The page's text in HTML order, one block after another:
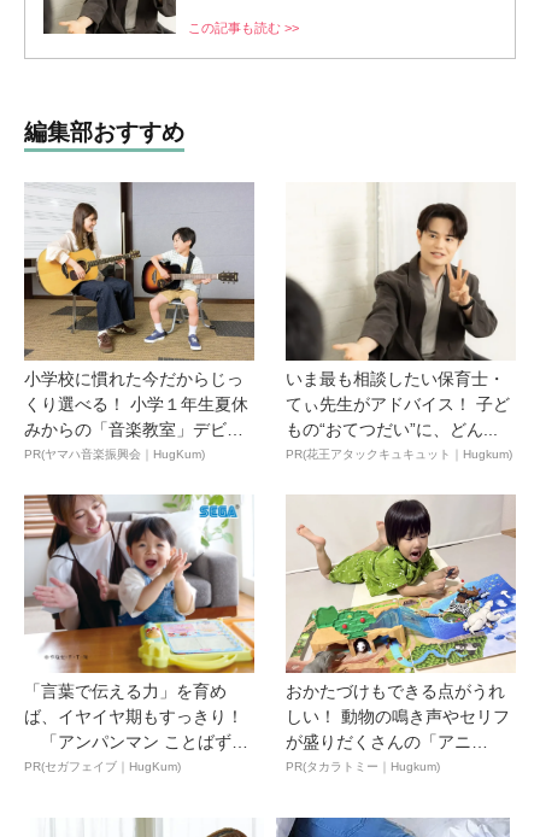
この記事も読む >>
編集部おすすめ
小学校に慣れた今だからじっ
くり選べる！ 小学１年生夏休
みからの「音楽教室」デビ
ュ...
PR(ヤマハ音楽振興会｜HugKum)
いま最も相談したい保育士・
てぃ先生がアドバイス！ 子ど
もの“おてつだい”に、どん...
PR(花王アタックキュキュット｜Hugkum)
「言葉で伝える力」を育め
ば、イヤイヤ期もすっきり！
「アンパンマン ことばずか
ん...
PR(セガフェイブ｜HugKum)
おかたづけもできる点がうれ
しい！ 動物の鳴き声やセリフ
が盛りだくさんの「アニ
ア ...
PR(タカラトミー｜Hugkum)